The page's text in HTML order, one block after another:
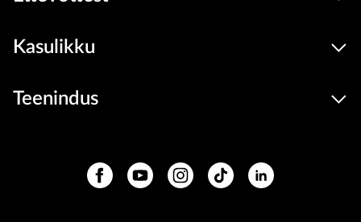
Kasulikku
Teenindus